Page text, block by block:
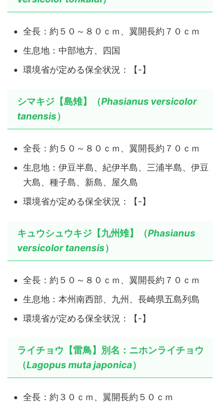
全長：約５０～８０ｃｍ、翼開長約７０ｃｍ
生息地：中部地方、四国
環境省が定める保全状況：【-】
シマキジ【島雉】（Phasianus versicolor
tanensis）
全長：約５０～８０ｃｍ、翼開長約７０ｃｍ
生息地：伊豆半島、紀伊半島、三浦半島、伊豆
大島、種子島、新島、屋久島
環境省が定める保全状況：【-】
キュウシュウキジ【九州雉】（Phasianus
versicolor tanensis）
全長：約５０～８０ｃｍ、翼開長約７０ｃｍ
生息地：本州南西部、九州、長崎県五島列島
環境省が定める保全状況：【-】
ライチョウ【雷鳥】別名：ニホンライチョウ
（Lagopus muta japonica）
全長：約３０ｃｍ、翼開長約５０ｃｍ